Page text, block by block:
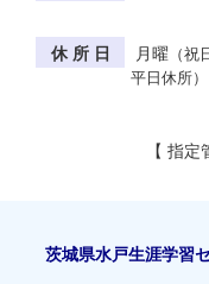
休 所 日 月曜 （
平日休所）
【 指定
茨城県水戸生涯学習